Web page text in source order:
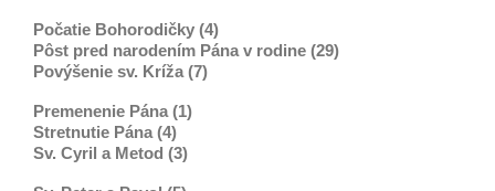
Počatie Bohorodičky (4)
Pôst pred narodením Pána v rodine (29)
Povýšenie sv. Kríža (7)
Premenenie Pána (1)
Stretnutie Pána (4)
Sv. Cyril a Metod (3)